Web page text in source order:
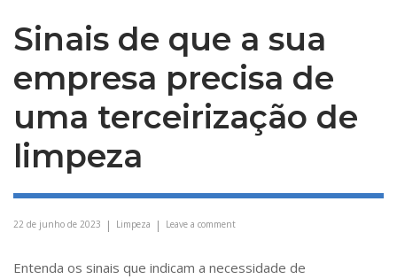
Sinais de que a sua
empresa precisa de
uma terceirização de
limpeza
22 de junho de 2023 Limpeza Leave a comment
Entenda os sinais que indicam a necessidade de